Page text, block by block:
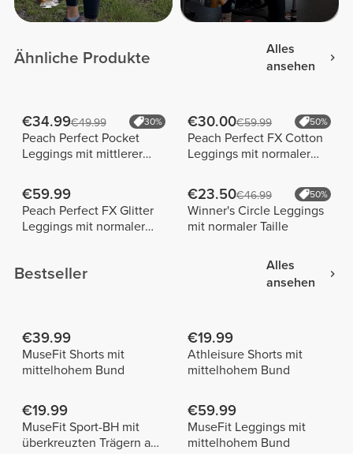
Ähnliche Produkte
Alles
ansehen
€34.99€49.99 30%
Peach Perfect Pocket
Leggings mit mittlerer
€30.00€59.99 50%
Peach Perfect FX Cotton
Leggings mit normaler
€59.99
Peach Perfect FX Glitter
Leggings mit normaler
€23.50€46.99 50%
Winner's Circle Leggings
mit normaler Taille
Bestseller
Alles
ansehen
€39.99
MuseFit Shorts mit
mittelhohem Bund
€19.99
Athleisure Shorts mit
mittelhohem Bund
€19.99
MuseFit Sport-BH mit
überkreuzten Trägern am
€59.99
MuseFit Leggings mit
mittelhohem Bund